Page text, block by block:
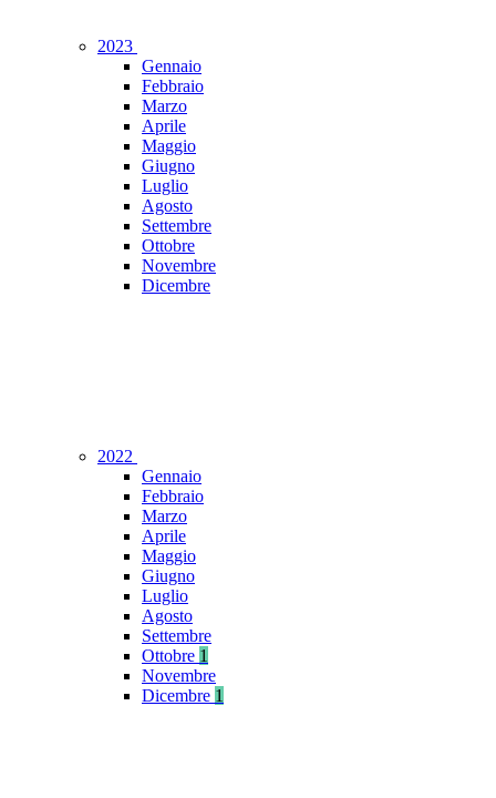
2023
Gennaio
Febbraio
Marzo
Aprile
Maggio
Giugno
Luglio
Agosto
Settembre
Ottobre
Novembre
Dicembre
2022
Gennaio
Febbraio
Marzo
Aprile
Maggio
Giugno
Luglio
Agosto
Settembre
Ottobre 1
Novembre
Dicembre 1